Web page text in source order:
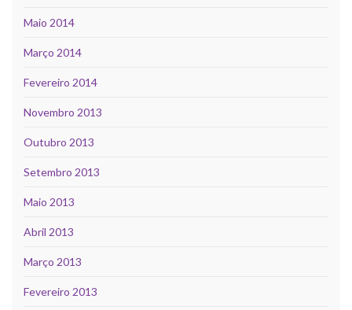
Maio 2014
Março 2014
Fevereiro 2014
Novembro 2013
Outubro 2013
Setembro 2013
Maio 2013
Abril 2013
Março 2013
Fevereiro 2013